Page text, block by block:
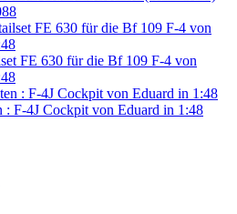
FE 630 für die Bf 109 F-4 von
: F-4J Cockpit von Eduard in 1:48